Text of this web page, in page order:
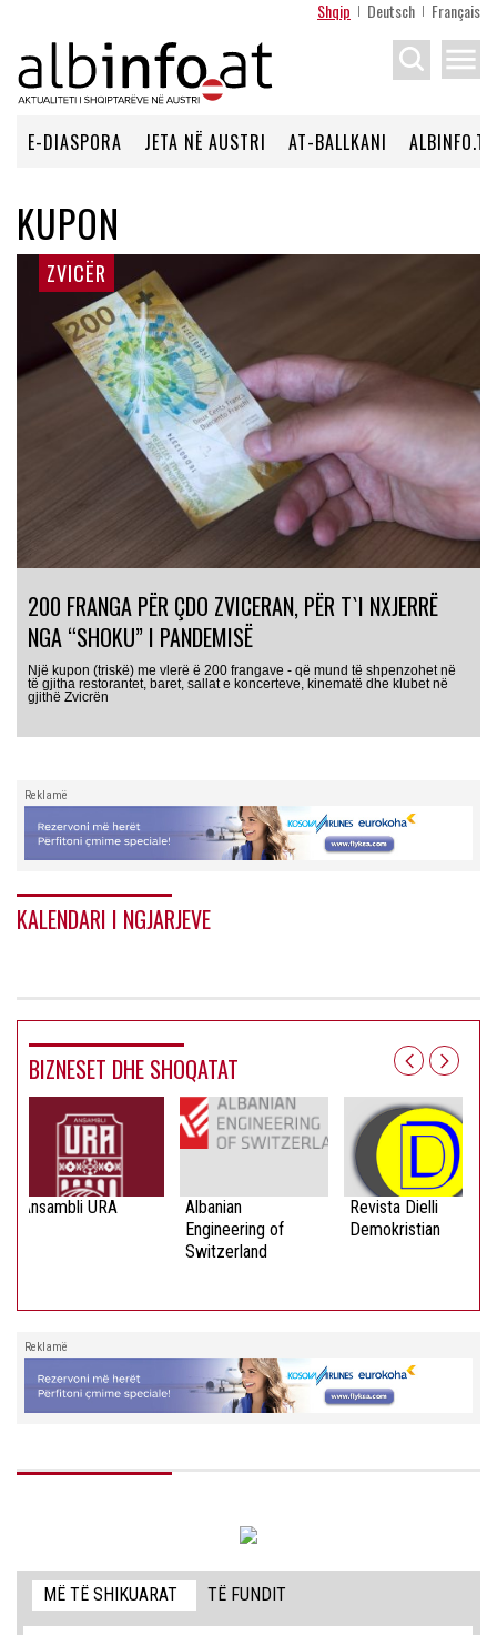
Shqip Deutsch Français
menu
E-DIASPORA JETA NË AUSTRI AT-BALLKANI ALBINFO.TV
KUPON
ZVICËR
200 FRANGA PËR ÇDO ZVICERAN, PËR T`I NXJERRË
NGA “SHOKU” I PANDEMISË
Një kupon (triskë) me vlerë ë 200 frangave - që mund të shpenzohet në
të gjitha restorantet, baret, sallat e koncerteve, kinematë dhe klubet në
gjithë Zvicrën
Reklamë
KALENDARI I NGJARJEVE
BIZNESET DHE SHOQATAT
Ansambli URA
Albanian
Engineering of
Switzerland
Revista Dielli
Demokristian
Reklamë
MË TË SHIKUARAT TË FUNDIT